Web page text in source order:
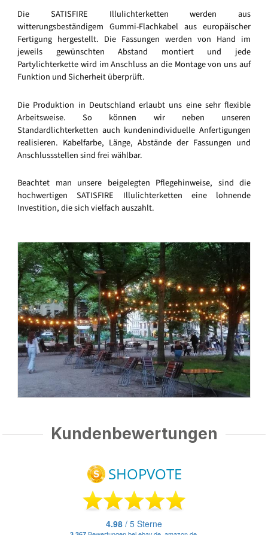
Die SATISFIRE Illulichterketten werden aus
witterungsbeständigem Gummi-Flachkabel aus europäischer
Fertigung hergestellt. Die Fassungen werden von Hand im
jeweils gewünschten Abstand montiert und jede
Partylichterkette wird im Anschluss an die Montage von uns auf
Funktion und Sicherheit überprüft.
Die Produktion in Deutschland erlaubt uns eine sehr flexible
Arbeitsweise. So können wir neben unseren
Standardlichterketten auch kundenindividuelle Anfertigungen
realisieren. Kabelfarbe, Länge, Abstände der Fassungen und
Anschlussstellen sind frei wählbar.
Beachtet man unsere beigelegten Pflegehinweise, sind die
hochwertigen SATISFIRE Illulichterketten eine lohnende
Investition, die sich vielfach auszahlt.
Kundenbewertungen